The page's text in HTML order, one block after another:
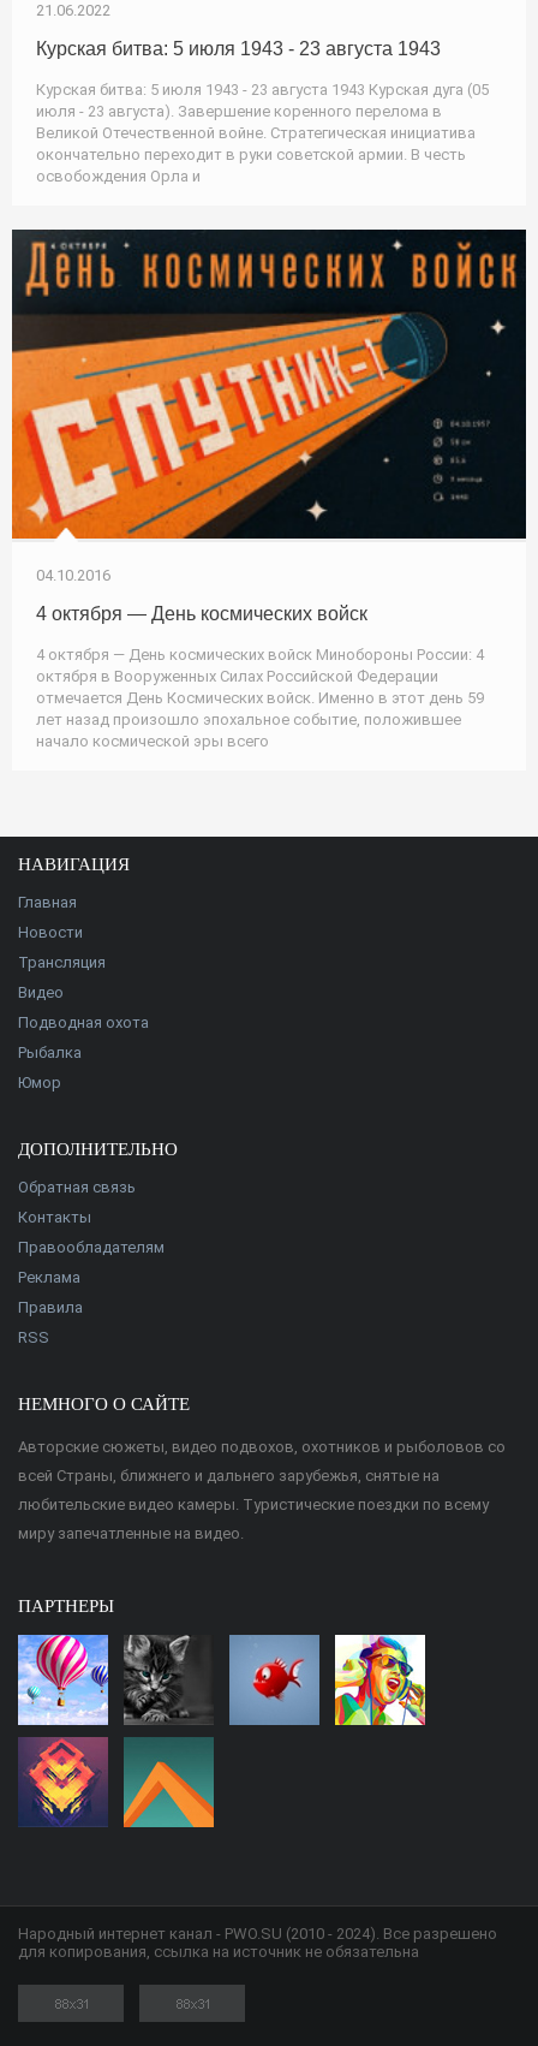
21.06.2022
Курская битва: 5 июля 1943 - 23 августа 1943
Курская битва: 5 июля 1943 - 23 августа 1943 Курская дуга (05
июля - 23 августа). Завершение коренного перелома в
Великой Отечественной войне. Стратегическая инициатива
окончательно переходит в руки советской армии. В честь
освобождения Орла и
04.10.2016
4 октября — День космических войск
4 октября — День космических войск Минобороны России: 4
октября в Вооруженных Силах Российской Федерации
отмечается День Космических войск. Именно в этот день 59
лет назад произошло эпохальное событие, положившее
начало космической эры всего
НАВИГАЦИЯ
Главная
Новости
Трансляция
Видео
Подводная охота
Рыбалка
Юмор
ДОПОЛНИТЕЛЬНО
Обратная связь
Контакты
Правообладателям
Реклама
Правила
RSS
НЕМНОГО О САЙТЕ
Авторские сюжеты, видео подвохов, охотников и рыболовов со
всей Страны, ближнего и дальнего зарубежья, снятые на
любительские видео камеры. Туристические поездки по всему
миру запечатленные на видео.
ПАРТНЕРЫ
Народный интернет канал - PWO.SU (2010 - 2024). Все разрешено
для копирования, ссылка на источник не обязательна